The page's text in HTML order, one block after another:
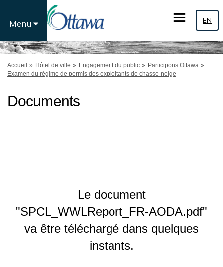
Menu EN
Vous êtes ici:
Accueil Hôtel de ville Engagement du public
Participons Ottawa
Examen du régime de permis des exploitants de chasse-neige
Documents
Le document
"SPCL_WWLReport_FR-AODA.pdf"
va être téléchargé dans quelques
instants.